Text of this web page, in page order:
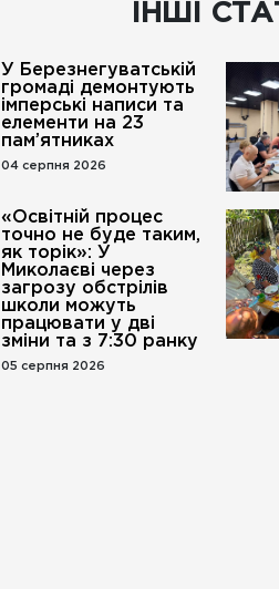
ІНШІ
У Березнегуватській
громаді демонтують
імперські написи та
елементи на 23
пам’ятниках
04 серпня 2026
«Освітній процес
точно не буде таким,
як торік»: У
Миколаєві через
загрозу обстрілів
школи можуть
працювати у дві
зміни та з 7:30 ранку
05 серпня 2026